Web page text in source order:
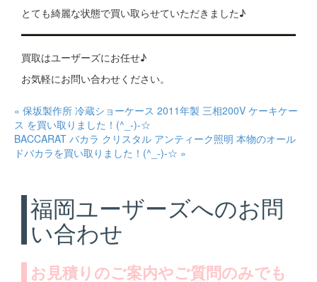
とても綺麗な状態で買い取らせていただきました♪
買取はユーザーズにお任せ♪
お気軽にお問い合わせください。
« 保坂製作所 冷蔵ショーケース 2011年製 三相200V ケーキケー
ス を買い取りました！(^_-)-☆
BACCARAT バカラ クリスタル アンティーク照明 本物のオール
ドバカラを買い取りました！(^_-)-☆ »
福岡ユーザーズへのお問
い合わせ
お見積りのご案内やご質問のみでも